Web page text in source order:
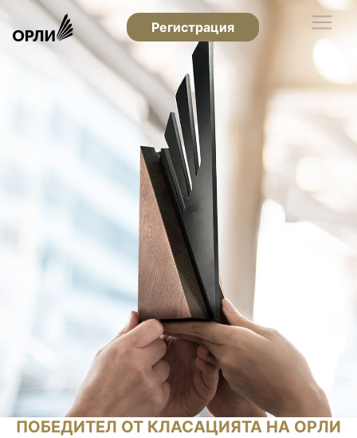
Регистрация
ПОБЕДИТЕЛ ОТ КЛАСАЦИЯТА НА ОРЛИ